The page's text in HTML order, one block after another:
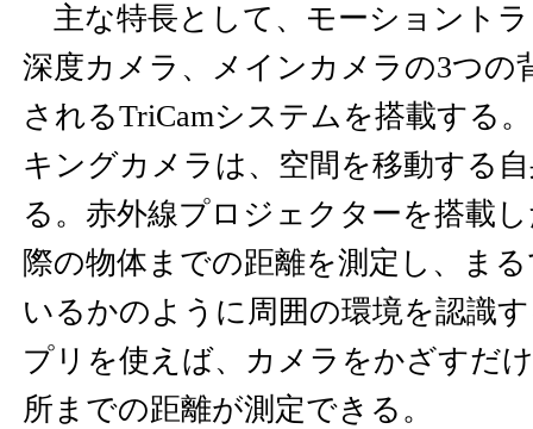
主な特長として、モーショント
深度カメラ、メインカメラの3つの
されるTriCamシステムを搭載する
キングカメラは、空間を移動する
る。赤外線プロジェクターを搭載
際の物体までの距離を測定し、ま
いるかのように周囲の環境を認識
プリを使えば、カメラをかざすだ
所までの距離が測定できる。